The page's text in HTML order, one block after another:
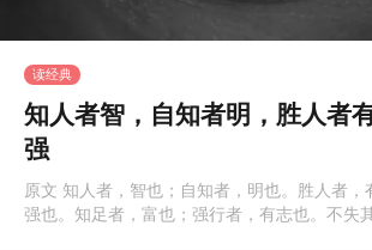
读经典
知人者智，自知者明，胜人者
强
原文 知人者，智也；自知者，明也。胜人者，
强也。知足者，富也；强行者，有志也。不失